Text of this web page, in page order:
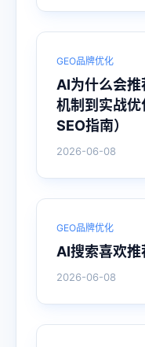
GEO品牌优化
AI为什么会推
机制到实战
SEO指南）
2026-06-08
GEO品牌优化
AI搜索喜欢推
2026-06-08